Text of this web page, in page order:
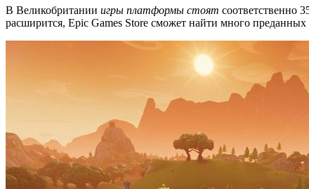
В Великобритании игры платформы стоят соответственно
расширится, Epic Games Store сможет найти много